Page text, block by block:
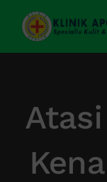
Skip
content
Layanan Kami
Tentang Kami